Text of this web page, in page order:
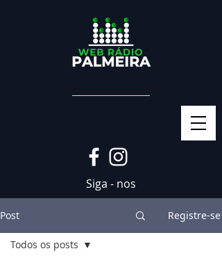
Siga - nos
Post Registre-se
Todos os posts